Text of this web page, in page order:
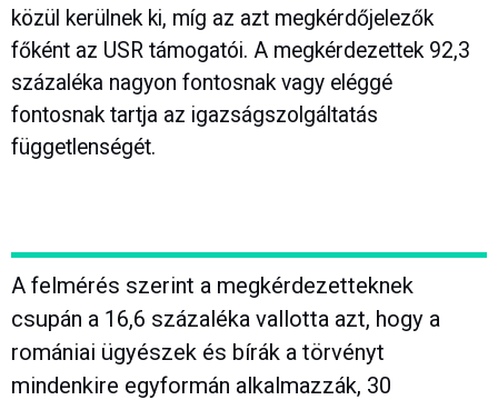
közül kerülnek ki, míg az azt megkérdőjelezők
főként az USR támogatói. A megkérdezettek 92,3
százaléka nagyon fontosnak vagy eléggé
fontosnak tartja az igazságszolgáltatás
függetlenségét.
A felmérés szerint a megkérdezetteknek
csupán a 16,6 százaléka vallotta azt, hogy a
romániai ügyészek és bírák a törvényt
mindenkire egyformán alkalmazzák, 30